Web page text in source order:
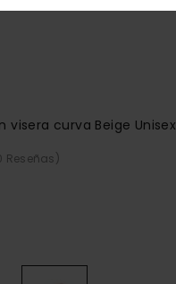
visera curva Beige Unisex
Reseñas)